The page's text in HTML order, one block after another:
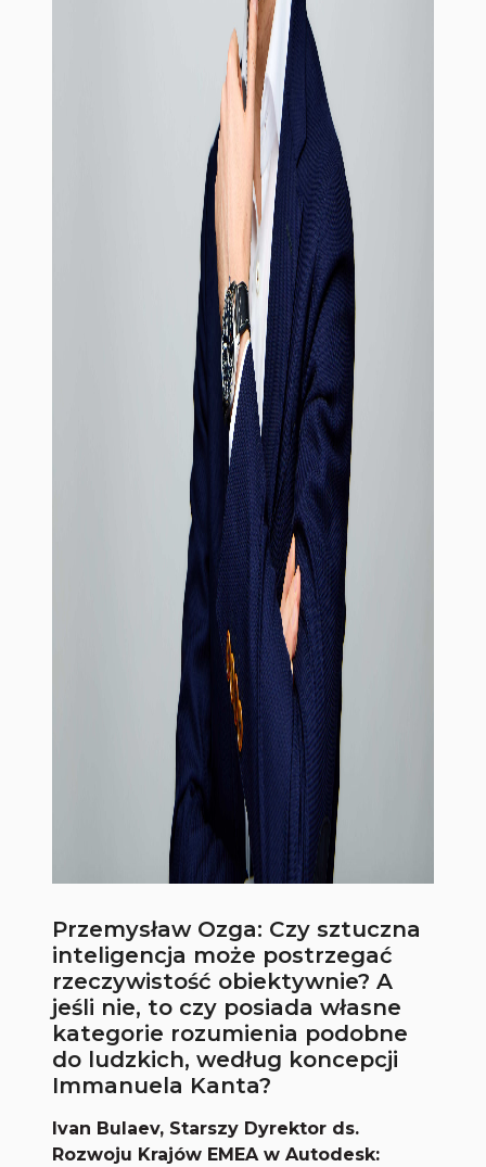
Przemysław Ozga: Czy sztuczna
inteligencja może postrzegać
rzeczywistość obiektywnie? A
jeśli nie, to czy posiada własne
kategorie rozumienia podobne
do ludzkich, według koncepcji
Immanuela Kanta?
Ivan Bulaev, Starszy Dyrektor ds.
Rozwoju Krajów EMEA w Autodesk: